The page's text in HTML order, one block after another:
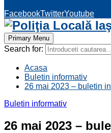
FacebookTwitterYoutube
Primary Menu
Search for:
Acasa
Buletin informativ
26 mai 2023 – buletin
Buletin informativ
26 mai 2023 –